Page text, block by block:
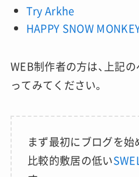
Try Arkhe
HAPPY SNOW
WEB制作者の方は、上記
ってみてください。
まず最初にブログを始
比較的敷居の低い